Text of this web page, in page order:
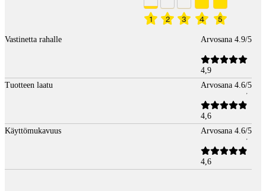
1 2 3 4 5
Vastinetta rahalle Arvosana 4.9/5
4,9
Tuotteen laatu
Arvosana 4.6/5
4,6
Käyttömukavuus
Arvosana 4.6/5
4,6